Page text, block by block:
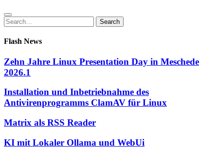
Search
for:
Search
Flash News
Zehn Jahre Linux Presentation Day in Meschede
2026.1
Installation und Inbetriebnahme des
Antivirenprogramms ClamAV für Linux
Matrix als RSS Reader
KI mit Lokaler Ollama und WebUi